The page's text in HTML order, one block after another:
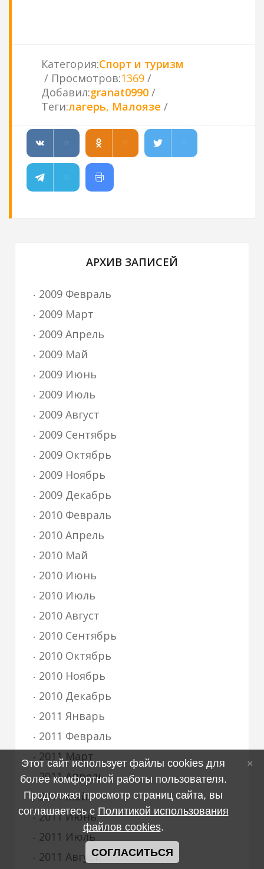
Категория:Спорт и туризм
Просмотров:1369
Добавил:granat0990
Теги:лагерь, Малоязе
АРХИВ ЗАПИСЕЙ
2009 Февраль
2009 Март
2009 Апрель
2009 Май
2009 Июнь
2009 Июль
2009 Август
2009 Сентябрь
2009 Октябрь
2009 Ноябрь
2009 Декабрь
2010 Февраль
2010 Апрель
2010 Май
2010 Июнь
2010 Июль
2010 Август
2010 Сентябрь
2010 Октябрь
2010 Ноябрь
2010 Декабрь
2011 Январь
2011 Февраль
2011 Март
2011 Апрель
2011 Май
2011 Июнь
2011 Июль
2011 Август
Этот сайт использует файлы cookies для
более комфортной работы пользователя.
Продолжая просмотр страниц сайта, вы
соглашаетесь с Политикой использования
файлов cookies.
СОГЛАСИТЬСЯ